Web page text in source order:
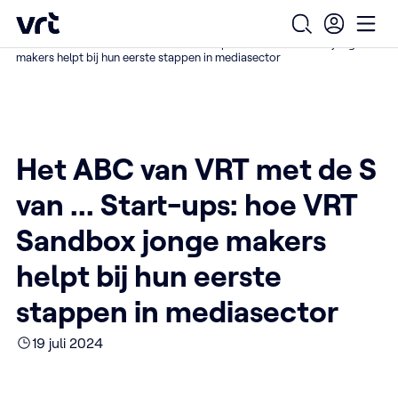
Ga naar de hoofdinhoud
VRT (home)
Open
Home / /
makers helpt bij hun eerste stappen in mediasector
Het ABC van VRT met de S
van ... Start-ups: hoe VRT
Sandbox jonge makers
helpt bij hun eerste
stappen in mediasector
19 juli 2024